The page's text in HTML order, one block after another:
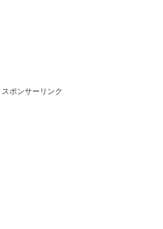
スポンサーリンク